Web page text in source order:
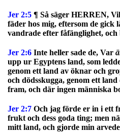
Jer 2:5 ¶ Så säger HERREN,
fäder hos mig, eftersom de gick
vandrade efter fåfänglighet, och
Jer 2:6 Inte heller sade de, Var
upp ur Egyptens land, som
genom ett land av öknar och
och dödsskugga, genom ett
fram, och där ingen människa
Jer 2:7 Och jag förde er in i ett
frukt och dess goda ting; men
mitt land, och gjorde min